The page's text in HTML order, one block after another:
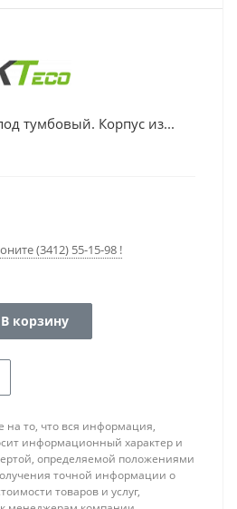
тумбовый. Корпус из...
(3412) 55-15-98 !
В корзину
то, что вся информация,
информационный характер и
определяемой положениями
точной информации о
товаров и услуг,